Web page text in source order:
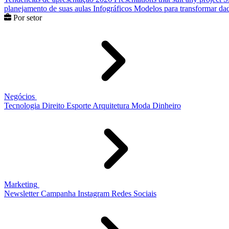
planejamento de suas aulas Infográficos Modelos para transformar
Por setor
Negócios
Tecnologia Direito Esporte Arquitetura Moda Dinheiro
Marketing
Newsletter Campanha Instagram Redes Sociais